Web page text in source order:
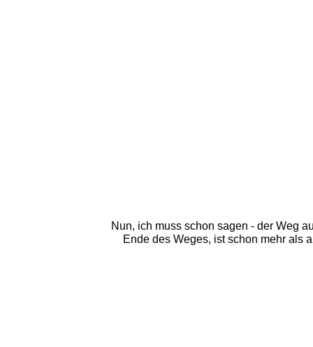
Nun, ich muss schon sagen - der Weg
Ende des Weges, ist schon mehr als